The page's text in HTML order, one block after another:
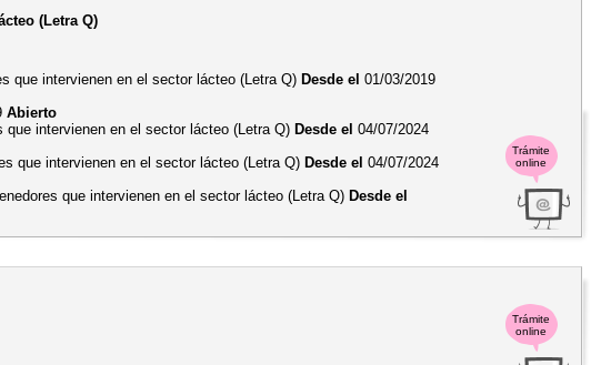
Trámite
online
(Letra Q)
que intervienen en el sector lácteo (Letra Q) Desde el 01/03/2019
Abierto
intervienen en el sector lácteo (Letra Q) Desde el 04/07/2024
que intervienen en el sector lácteo (Letra Q) Desde el 04/07/2024
que intervienen en el sector lácteo (Letra Q) Desde el
Trámite
online